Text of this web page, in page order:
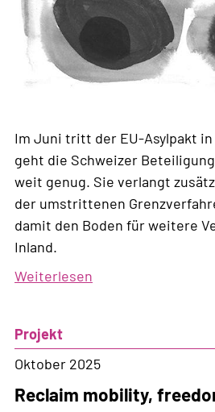
Im Juni tritt der EU-Asylpakt in
geht die Schweizer
weit genug. Sie verlangt
der umstrittenen
damit den Boden für weitere
Inland.
Weiterlesen
Abschottung
Projekt
Oktober 2025
Reclaim mobility,